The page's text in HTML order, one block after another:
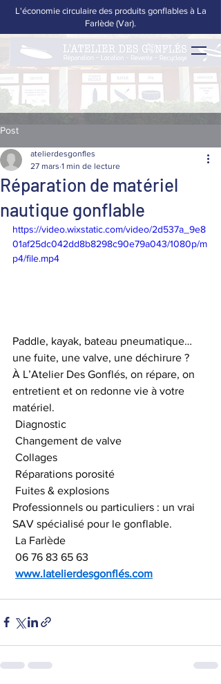
L'économie circulaire des produits gonflables à La
Farlède (Var).
Post
Réparation de matériel
nautique gonflable
atelierdesgonfles
27 mars 1 min de lecture
https://video.wixstatic.com/video/2d537a_9e8
01af25dc042dd8b8298c90e79a043/1080p/m
p4/file.mp4
Paddle, kayak, bateau pneumatique…
une fuite, une valve, une déchirure ?
À L’Atelier Des Gonflés, on répare, on
entretient et on redonne vie à votre
matériel.
Diagnostic
Changement de valve
Collages
Réparations porosité
Fuites & explosions
Professionnels ou particuliers : un vrai
SAV spécialisé pour le gonflable.
La Farlède
06 76 83 65 63
www.latelierdesgonflés.com